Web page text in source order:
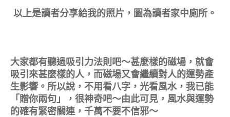
以上是讀者分享給我的照片，圖為讀者家中廁所。
大家都有聽過吸引力法則吧～甚麼樣的磁場，就會
吸引來甚麼樣的人，而磁場又會繼續對人的運勢產
生影響。所以說，不用看八字，光看風水，我已能
「贈你兩句」，很神奇吧～由此可見，風水與運勢
的確有緊密關連，千萬不要不信邪～